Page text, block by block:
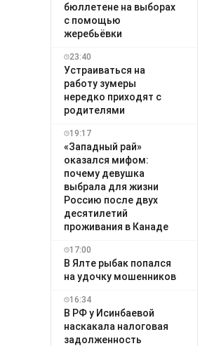
бюллетене на выборах
с помощью
жеребьёвки
23:40
Устраиваться на
работу зумеры
нередко приходят с
родителями
19:17
«Западный рай»
оказался мифом:
почему девушка
выбрала для жизни
Россию после двух
десятилетий
проживания в Канаде
17:00
В Ялте рыбак попался
на удочку мошенников
16:34
В РФ у Исинбаевой
наскакала налоговая
задолженность